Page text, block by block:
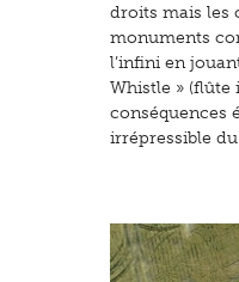
droits mais les
monuments
l’infini en
Whistle » (flûte
conséquences
irrépressible